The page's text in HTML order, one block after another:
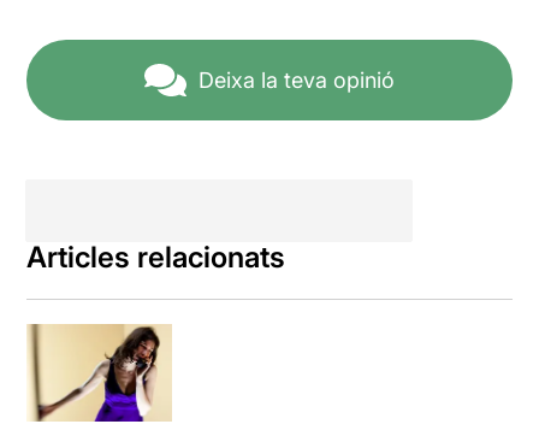
Deixa la teva opinió
Articles relacionats